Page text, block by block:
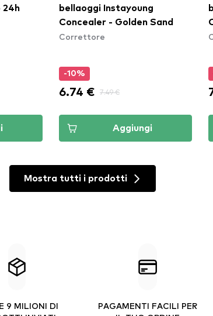
24h
bellaoggi Instayoung
Concealer - Golden Sand
Correttore
-10%
6.74 € 7.49 €
Aggiungi
Mostra tutti i prodotti
9 MILIONI DI
PAGAMENTI FACILI PER